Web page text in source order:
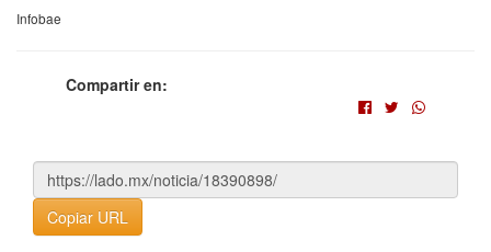
Infobae
Compartir en:
Copiar URL